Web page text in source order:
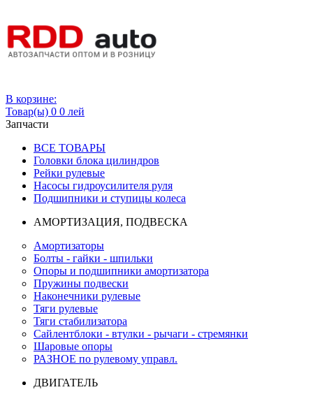
В корзине:
Товар(ы) 0 0 лей
Запчасти
ВСЕ ТОВАРЫ
Головки блока цилиндров
Рейки рулевые
Насосы гидроусилителя руля
Подшипники и ступицы колеса
АМОРТИЗАЦИЯ, ПОДВЕСКА
Амортизаторы
Болты - гайки - шпильки
Опоры и подшипники амортизатора
Пружины подвески
Наконечники рулевые
Тяги рулевые
Тяги стабилизатора
Сайлентблоки - втулки - рычаги - стремянки
Шаровые опоры
РАЗНОЕ по рулевому управл.
ДВИГАТЕЛЬ